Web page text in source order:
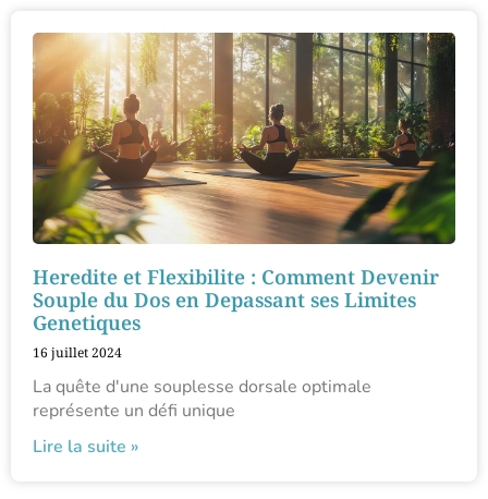
Heredite et Flexibilite : Comment Devenir
Souple du Dos en Depassant ses Limites
Genetiques
16 juillet 2024
La quête d'une souplesse dorsale optimale
représente un défi unique
Lire la suite »